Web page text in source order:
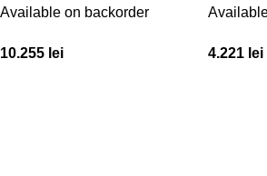
Available on backorder
10.255 lei 4.221 lei